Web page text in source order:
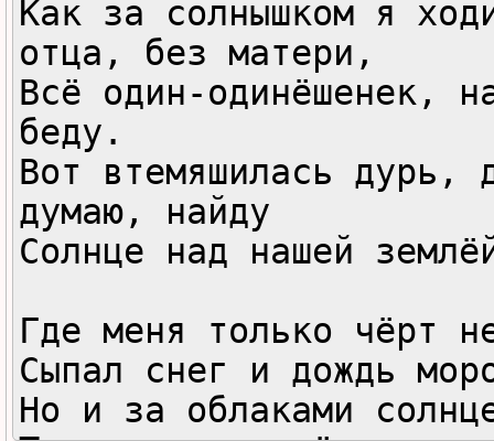
Как за солнышком я
отца, без матери,
Всё один-одинёшенек,
беду.
Вот втемяшилась дурь,
думаю, найду
Солнце над нашей
Где меня только чёрт
Сыпал снег и дождь
Но и за облаками